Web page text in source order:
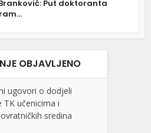
Put doktoranta
OBJAVLJENO
ugovori o dodjeli
TK učenicima i
sredina